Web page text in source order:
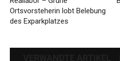
Ortsvorsteherin lobt Belebung
des Exparkplatzes